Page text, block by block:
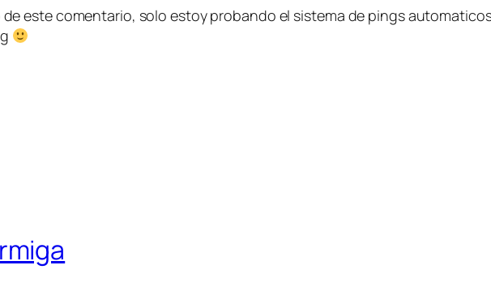
este comentario, solo estoy probando el sistema de pings